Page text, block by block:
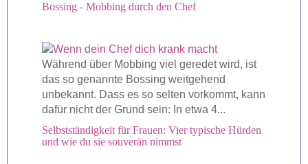
Bossing - Mobbing durch den Chef
Während über Mobbing viel geredet wird, ist
das so genannte Bossing weitgehend
unbekannt. Dass es so selten vorkommt, kann
dafür nicht der Grund sein: In etwa 4...
Selbstständigkeit für Frauen: Vier typische Hürden
und wie du sie souverän nimmst